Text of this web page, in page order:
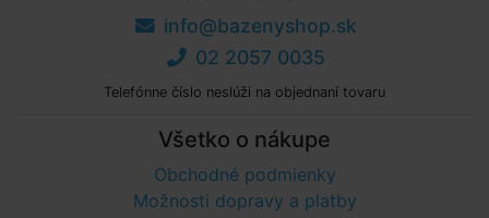
info@bazenyshop.sk
02 2057 0035
Telefónne číslo neslúži na objednaní tovaru
Všetko o nákupe
Obchodné podmienky
Možnosti dopravy a platby